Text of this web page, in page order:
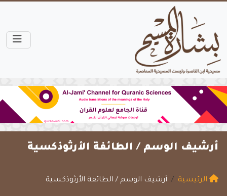
أرشيف الوسم / الطائفة الأرثوذكسية
الرئيسية أرشيف الوسم / الطائفة الأرثوذكسية